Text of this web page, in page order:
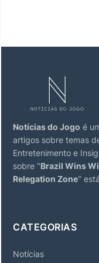
Notícias do Jogo é
artigos sobre temas
Entretenimento e
sobre "Brazil Wins
Relegation Zone"
CATEGORIAS
Notícias